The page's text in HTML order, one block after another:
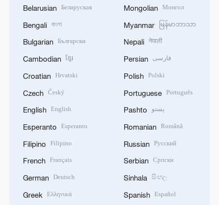
Belarusian Беларуская
Bengali বাংলা
Bulgarian Български
Cambodian ខ្មែរ
Croatian Hrvatski
Czech Český
English English
Esperanto Esperanto
Filipino Filipino
French Français
German Deutsch
Greek Ελληνικά
Mongolian Монгол
Myanmar မြန်မာဘာသာ
Nepali नेपाली
Persian فارسی
Polish Polski
Portuguese Português
Pashto پښتو
Romanian Română
Russian Русский
Serbian Српски
Sinhala සිංහල
Spanish Español